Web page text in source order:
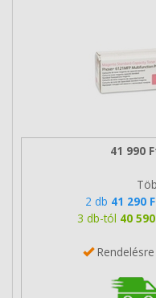
41 990
2 db 41 290
3 db-tól 40
Rendelésre